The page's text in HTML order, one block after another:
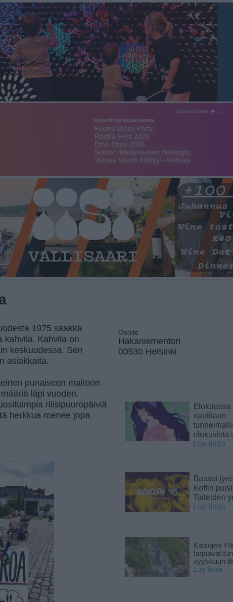
Sääennusteet 🌧 ☼
Suosittuja tapahtumia
Puotila Block Party
Rastila Fest 2026
Etno-Espa 2026
Suuret risteilyalukset Helsingin…
Vantaa Vauhti Kiihtyy! -festivaa…
1975 saakka
kahvila. Kahvila on
keskuudessa. Sen
asiakkaita.
punaiseen maitoon
läpi vuoden.
riiisipuuropäiviä
herkkua menee jopa
Osoite
Hakaniementori
00530 Helsinki
Elokuussa
nautitaan
elokuvista
Lue lisää
Bassot
Koffin
Taiteiden
Lue lisää
Kissojen
tarjoavat
syyskuun
Lue lisää